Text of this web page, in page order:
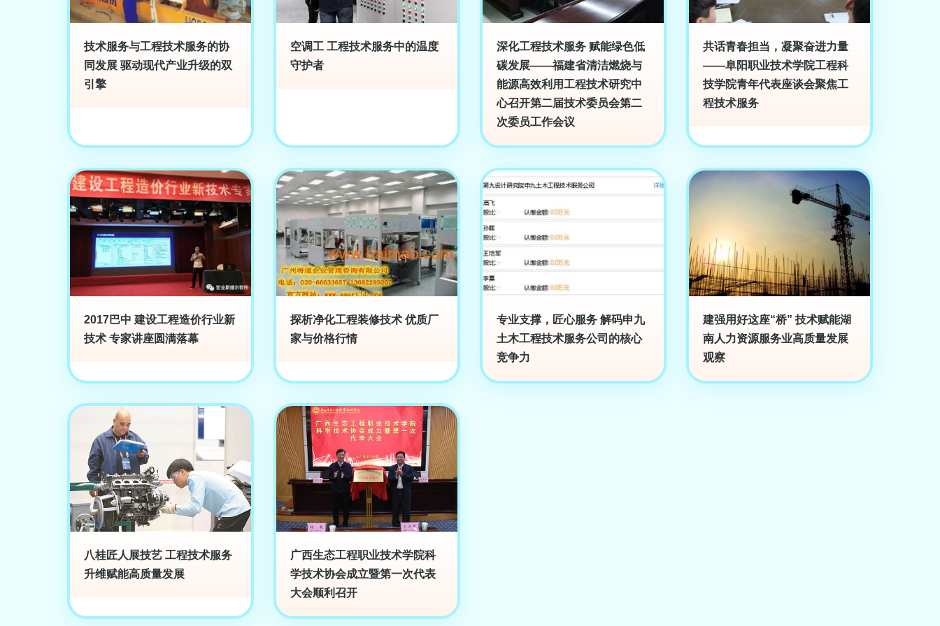
技术服务与工程技术服务的协
同发展 驱动现代产业升级的双
引擎
空调工 工程技术服务中的温度
守护者
深化工程技术服务 赋能绿色低
碳发展——福建省清洁燃烧与
能源高效利用工程技术研究中
心召开第二届技术委员会第二
次委员工作会议
共话青春担当，凝聚奋进力量
——阜阳职业技术学院工程科
技学院青年代表座谈会聚焦工
程技术服务
2017巴中 建设工程造价行业新
技术 专家讲座圆满落幕
探析净化工程装修技术 优质厂
家与价格行情
专业支撑，匠心服务 解码申九
土木工程技术服务公司的核心
竞争力
建强用好这座“桥” 技术赋能湖
南人力资源服务业高质量发展
观察
八桂匠人展技艺 工程技术服务
升维赋能高质量发展
广西生态工程职业技术学院科
学技术协会成立暨第一次代表
大会顺利召开